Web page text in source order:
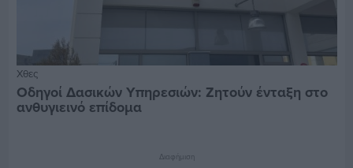
Χθες
Οδηγοί Δασικών Υπηρεσιών: Ζητούν ένταξη στο
ανθυγιεινό επίδομα
Διαφήμιση